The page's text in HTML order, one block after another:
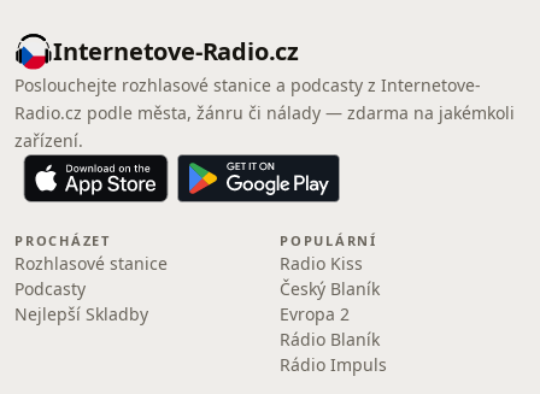
Internetove-Radio.cz
Poslouchejte rozhlasové stanice a podcasty z Internetove-
Radio.cz podle města, žánru či nálady — zdarma na jakémkoli
zařízení.
PROCHÁZET
Rozhlasové stanice
Podcasty
Nejlepší Skladby
POPULÁRNÍ
Radio Kiss
Český Blaník
Evropa 2
Rádio Blaník
Rádio Impuls